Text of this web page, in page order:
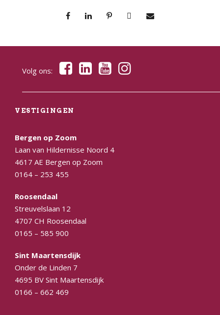
Volg ons:
VESTIGINGEN
Bergen op Zoom
Laan van Hildernisse Noord 4
4617 AE Bergen op Zoom
0164 – 253 455
Roosendaal
Streuvelslaan 12
4707 CH Roosendaal
0165 – 585 900
Sint Maartensdijk
Onder de Linden 7
4695 BV Sint Maartensdijk
0166 – 662 469